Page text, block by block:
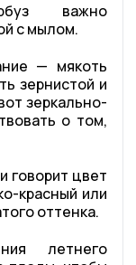
важно
с мылом.
— мякоть
зернистой и
зеркально-
о том,
говорит цвет
красный или
оттенка.
летнего